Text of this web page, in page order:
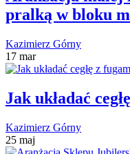
pralką w bloku
Kazimierz Górny
17 mar
Jak układać
Kazimierz Górny
25 maj